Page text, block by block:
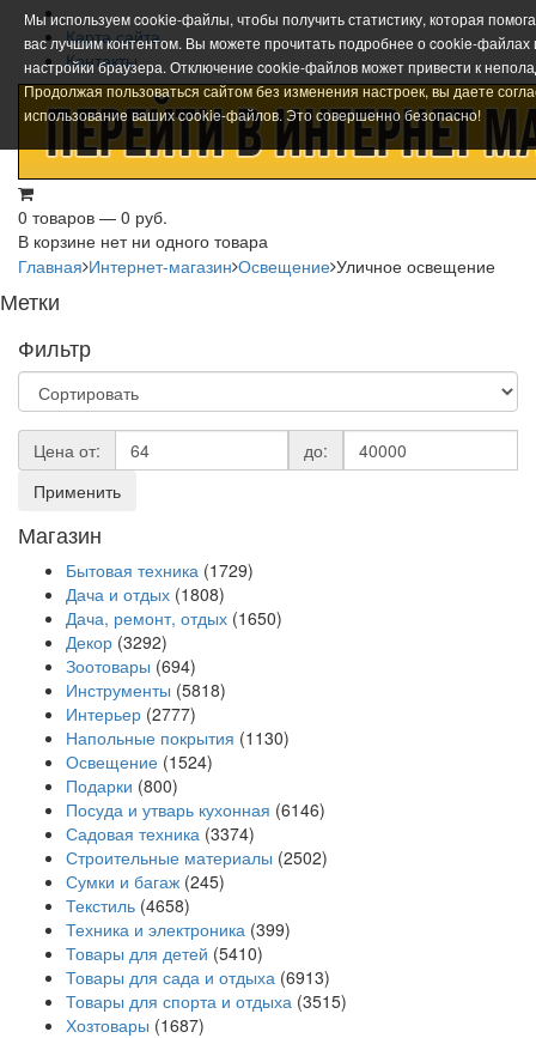
Карта сайта
Контакты
0 товаров — 0 руб.
В корзине нет ни одного товара
Главная Интернет-магазин Освещение Уличное освещение
Метки
Фильтр
Цена от:
до:
Применить
Магазин
Бытовая техника (1729)
Дача и отдых (1808)
Дача, ремонт, отдых (1650)
Декор (3292)
Зоотовары (694)
Инструменты (5818)
Интерьер (2777)
Напольные покрытия (1130)
Освещение (1524)
Подарки (800)
Посуда и утварь кухонная (6146)
Садовая техника (3374)
Строительные материалы (2502)
Сумки и багаж (245)
Текстиль (4658)
Техника и электроника (399)
Товары для детей (5410)
Товары для сада и отдыха (6913)
Товары для спорта и отдыха (3515)
Хозтовары (1687)
Мы используем cookie-файлы, чтобы получить статистику, которая
вас лучшим контентом. Вы можете прочитать подробнее о cookie-файлах
настройки браузера. Отключение cookie-файлов может привести к
Продолжая пользоваться сайтом без изменения настроек, вы даете
использование ваших cookie-файлов. Это совершенно безопасно!